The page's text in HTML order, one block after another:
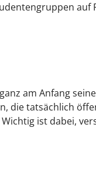
auf
am Anfang
die tatsächlich
ist dabei,